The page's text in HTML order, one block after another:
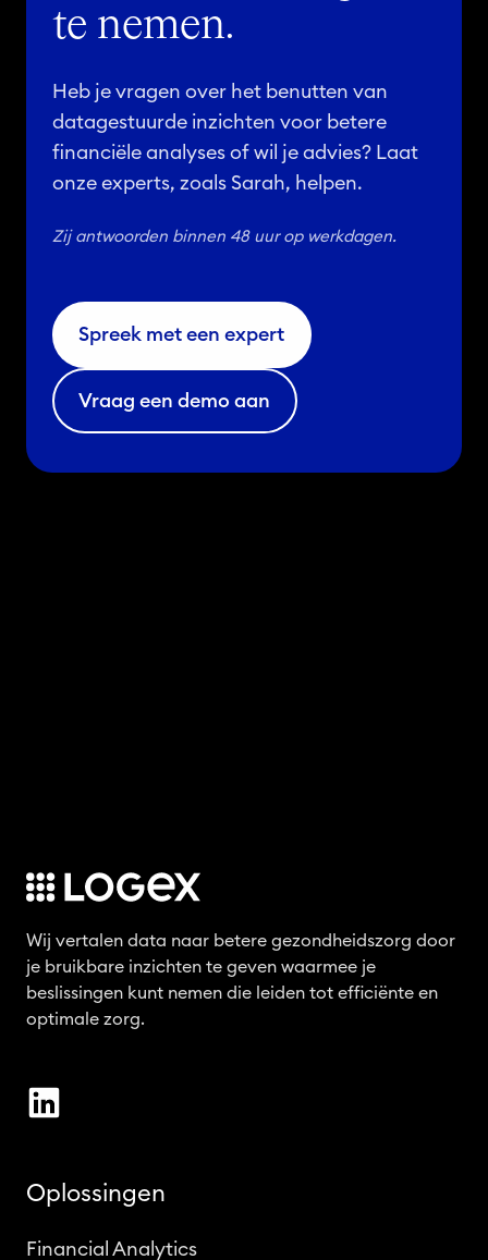
te nemen.
Heb je vragen over het benutten van
datagestuurde inzichten voor betere
financiële analyses of wil je advies? Laat
onze experts, zoals Sarah, helpen.
Zij antwoorden binnen 48 uur op werkdagen.
Spreek met een expert
Vraag een demo aan
Wij vertalen data naar betere gezondheidszorg door
je bruikbare inzichten te geven waarmee je
beslissingen kunt nemen die leiden tot efficiënte en
optimale zorg.
Oplossingen
Financial Analytics